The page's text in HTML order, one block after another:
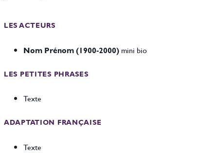
LES ACTEURS
Nom Prénom (1900-2000) mini bio
LES PETITES PHRASES
Texte
ADAPTATION FRANÇAISE
Texte